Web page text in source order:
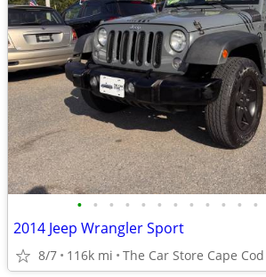
• • • • • • • • • • • •
2014 Jeep Wrangler Sport
8/7 116k mi The Car Store Cape Cod